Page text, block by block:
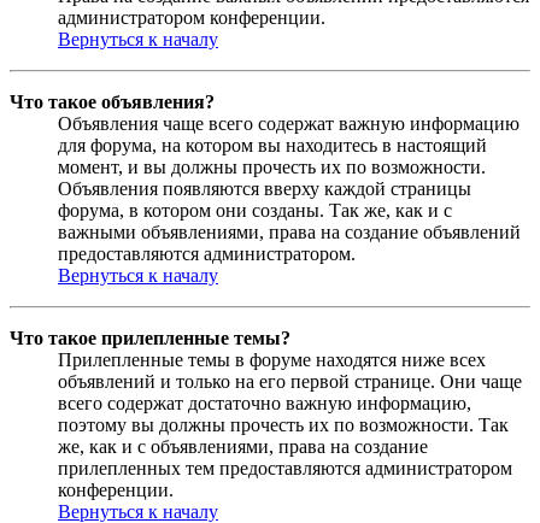
администратором конференции.
Вернуться к началу
Что такое объявления?
Объявления чаще всего содержат важную информацию
для форума, на котором вы находитесь в настоящий
момент, и вы должны прочесть их по возможности.
Объявления появляются вверху каждой страницы
форума, в котором они созданы. Так же, как и с
важными объявлениями, права на создание объявлений
предоставляются администратором.
Вернуться к началу
Что такое прилепленные темы?
Прилепленные темы в форуме находятся ниже всех
объявлений и только на его первой странице. Они чаще
всего содержат достаточно важную информацию,
поэтому вы должны прочесть их по возможности. Так
же, как и с объявлениями, права на создание
прилепленных тем предоставляются администратором
конференции.
Вернуться к началу